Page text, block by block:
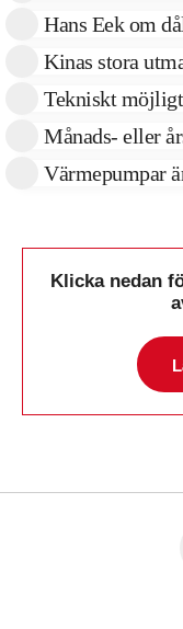
Hans Eek om
Kinas stora
Tekniskt
Månads- eller
Värmepumpar
Klicka nedan